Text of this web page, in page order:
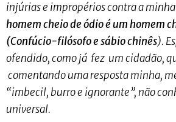
injúrias e impropérios contra a
homem cheio de ódio é um homem
(Confúcio-filósofo e sábio chinês).
ofendido, como já fez um cidadão,
comentando uma resposta minha,
“imbecil, burro e ignorante”, não
universal.